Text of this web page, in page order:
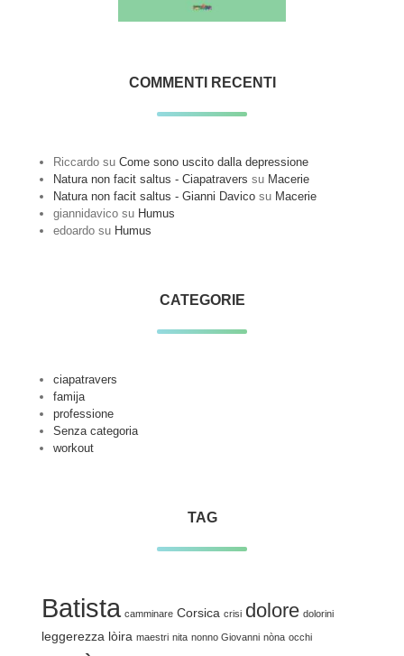
COMMENTI RECENTI
Riccardo suCome sono uscito dalla depressione
Natura non facit saltus - Ciapatravers su Macerie
Natura non facit saltus - Gianni Davico su Macerie
giannidavico su Humus
edoardo su Humus
CATEGORIE
ciapatravers
famija
professione
Senza categoria
workout
TAG
Batista camminare Corsica crisi dolore dolorini
leggerezza lòira maestri nita nonno Giovanni nòna occhi